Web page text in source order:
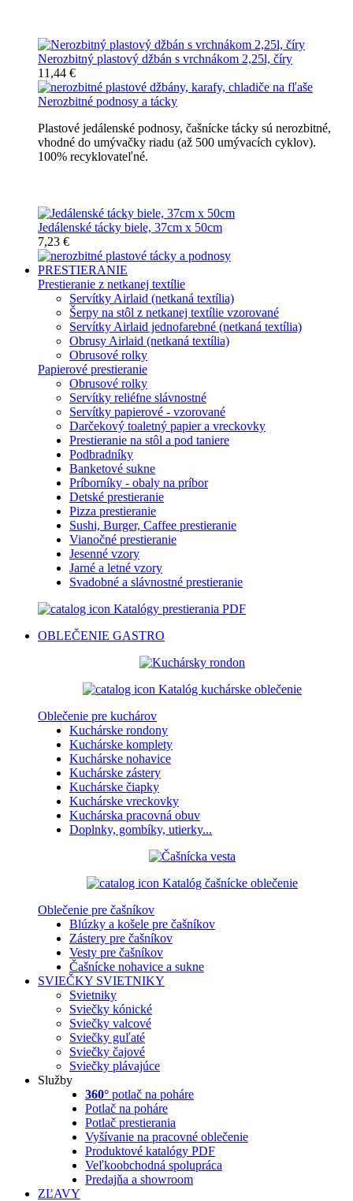
Nerozbitný plastový džbán s vrchnákom 2,25l, číry
11,44 €
Nerozbitné podnosy a tácky
Plastové jedálenské podnosy, čašnícke tácky sú nerozbitné,
vhodné do umývačky riadu (až 500 umývacích cyklov).
100% recyklovateľné.
Jedálenské tácky biele, 37cm x 50cm
7,23 €
PRESTIERANIE
Prestieranie z netkanej textílie
Servítky Airlaid (netkaná textília)
Šerpy na stôl z netkanej textílie vzorované
Servítky Airlaid jednofarebné (netkaná textília)
Obrusy Airlaid (netkaná textília)
Obrusové rolky
Papierové prestieranie
Obrusové rolky
Servítky reliéfne slávnostné
Servítky papierové - vzorované
Darčekový toaletný papier a vreckovky
Prestieranie na stôl a pod taniere
Podbradníky
Banketové sukne
Príborníky - obaly na príbor
Detské prestieranie
Pizza prestieranie
Sushi, Burger, Caffee prestieranie
Vianočné prestieranie
Jesenné vzory
Jarné a letné vzory
Svadobné a slávnostné prestieranie
Katalógy prestierania PDF
OBLEČENIE GASTRO
Katalóg kuchárske oblečenie
Oblečenie pre kuchárov
Kuchárske rondony
Kuchárske komplety
Kuchárske nohavice
Kuchárske zástery
Kuchárske čiapky
Kuchárske vreckovky
Kuchárska pracovná obuv
Doplnky, gombíky, utierky...
Katalóg čašnícke oblečenie
Oblečenie pre čašníkov
Blúzky a košele pre čašníkov
Zástery pre čašníkov
Vesty pre čašníkov
Čašnícke nohavice a sukne
SVIEČKY SVIETNIKY
Svietniky
Sviečky kónické
Sviečky valcové
Sviečky guľaté
Sviečky čajové
Sviečky plávajúce
Služby
360° potlač na poháre
Potlač na poháre
Potlač prestierania
Vyšívanie na pracovné oblečenie
Produktové katalógy PDF
Veľkoobchodná spolupráca
Predajňa a showroom
ZĽAVY